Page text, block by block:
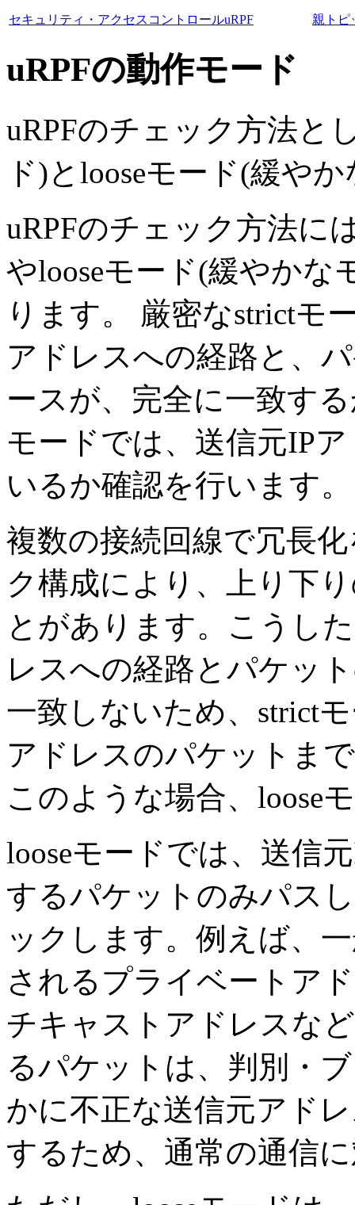
セキュリティ・アクセスコントロールuRPF 親トピ
uRPFの動作モード
uRPFのチェック方法と
ド)とlooseモード(緩や
uRPFのチェック方法に
やlooseモード(緩やかな
ります。 厳密なstrictモ
アドレスへの経路と、
ースが、完全に一致す
モードでは、送信元IP
いるか確認を行います。
複数の接続回線で冗長
ク構成により、上り下
とがあります。こうし
レスへの経路とパケッ
一致しないため、strict
アドレスのパケットま
このような場合、loose
looseモードでは、送信
するパケットのみパス
ックします。例えば、
されるプライベートア
チキャストアドレスな
るパケットは、判別・
かに不正な送信元アド
するため、通常の通信